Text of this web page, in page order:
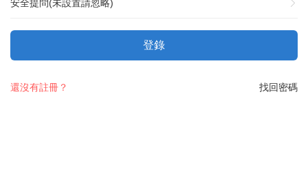
安全提問(未設置請忽略)
登錄
找回密碼
還沒有註冊？